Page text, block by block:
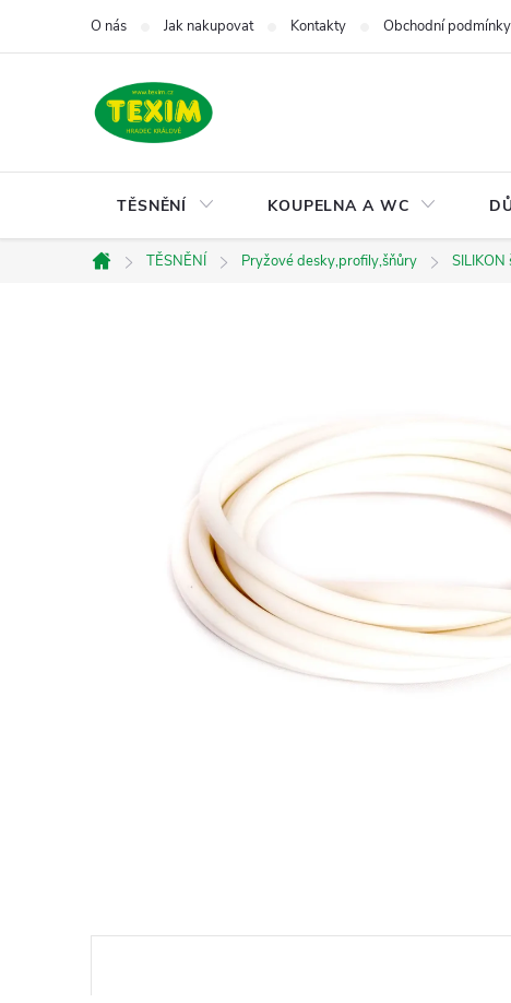
O nás Jak nakupovat Kontakty Obchodní podmínky
TĚSNĚNÍ KOUPELNA A WC
Domů
TĚSNĚNÍ Pryžové desky,profily,šňůry